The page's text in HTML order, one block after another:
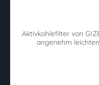
Aktivkohlefilter von
angenehm